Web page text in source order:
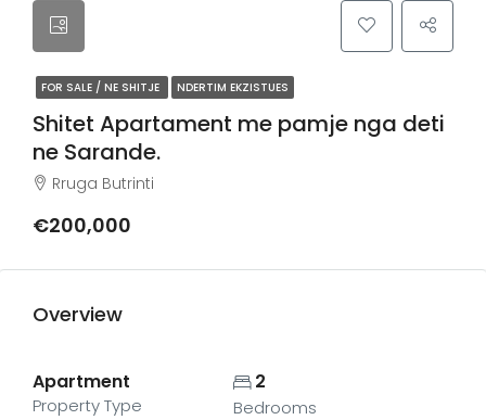
FOR SALE / NE SHITJE NDERTIM EKZISTUES
Shitet Apartament me pamje nga deti
ne Sarande.
Rruga Butrinti
€200,000
Overview
Apartment
Property Type
2
Bedrooms